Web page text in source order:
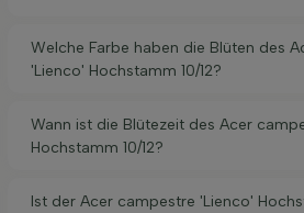
Welche Farbe haben die Blüten des
'Lienco' Hochstamm 10/12?
Wann ist die Blütezeit des Acer
Hochstamm 10/12?
Ist der Acer campestre 'Lienco'